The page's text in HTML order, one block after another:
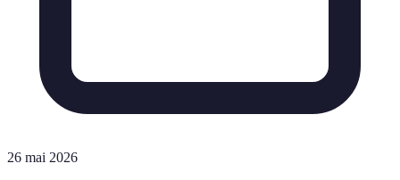
26 mai 2026